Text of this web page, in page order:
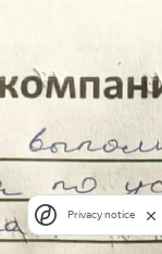
Privacy notice